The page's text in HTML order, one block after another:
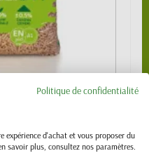
€
Politique de confidentialité
expérience d'achat et vous proposer du
savoir plus, consultez nos paramètres.